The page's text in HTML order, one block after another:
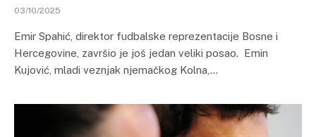
03/10/2025
Emir Spahić, direktor fudbalske reprezentacije Bosne i
Hercegovine, završio je još jedan veliki posao. Emin
Kujović, mladi veznjak njemačkog Kolna,…